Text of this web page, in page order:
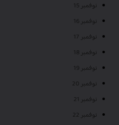
نوفمبر 15
نوفمبر 16
نوفمبر 17
نوفمبر 18
نوفمبر 19
نوفمبر 20
نوفمبر 21
نوفمبر 22